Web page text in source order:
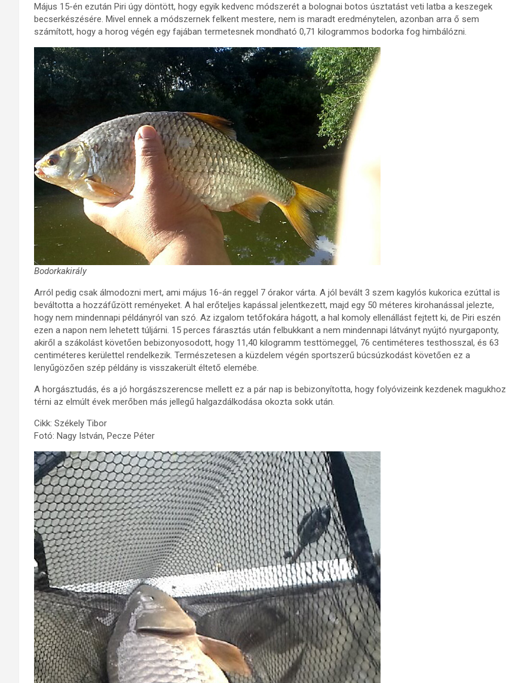
Május 15-én ezután Piri úgy döntött, hogy egyik kedvenc módszerét a bolognai botos úsztatást veti latba a keszegek
becserkészésére. Mivel ennek a módszernek felkent mestere, nem is maradt eredménytelen, azonban arra ő sem
számított, hogy a horog végén egy fajában termetesnek mondható 0,71 kilogrammos bodorka fog himbálózni.
Bodorkakirály
Arról pedig csak álmodozni mert, ami május 16-án reggel 7 órakor várta. A jól bevált 3 szem kagylós kukorica ezúttal is
beváltotta a hozzáfűzött reményeket. A hal erőteljes kapással jelentkezett, majd egy 50 méteres kirohanással jelezte,
hogy nem mindennapi példányról van szó. Az izgalom tetőfokára hágott, a hal komoly ellenállást fejtett ki, de Piri eszén
ezen a napon nem lehetett túljárni. 15 perces fárasztás után felbukkant a nem mindennapi látványt nyújtó nyurgaponty,
akiről a szákolást követően bebizonyosodott, hogy 11,40 kilogramm testtömeggel, 76 centiméteres testhosszal, és 63
centiméteres kerülettel rendelkezik. Természetesen a küzdelem végén sportszerű búcsúzkodást követően ez a
lenyűgözően szép példány is visszakerült éltető elemébe.
A horgásztudás, és a jó horgászszerencse mellett ez a pár nap is bebizonyította, hogy folyóvizeink kezdenek magukhoz
térni az elmúlt évek merőben más jellegű halgazdálkodása okozta sokk után.
Cikk: Székely Tibor
Fotó: Nagy István, Pecze Péter